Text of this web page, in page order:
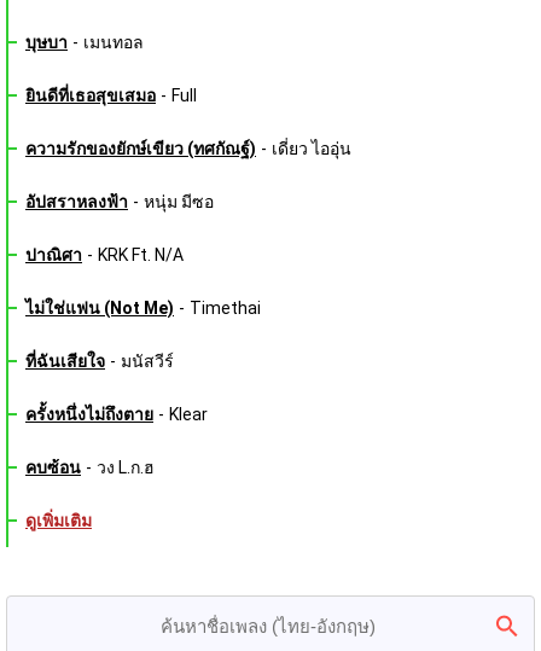
บุษบา - เมนทอล
ยินดีที่เธอสุขเสมอ - Full
ความรักของยักษ์เขียว (ทศกัณฐ์) - เดี่ยว ไออุ่น
อัปสราหลงฟ้า - หนุ่ม มีซอ
ปาณิศา - KRK Ft. N/A
ไม่ใช่แฟน (Not Me) - Timethai
ที่ฉันเสียใจ - มนัสวีร์
ครั้งหนึ่งไม่ถึงตาย - Klear
คบซ้อน - วง L.ก.ฮ
ดูเพิ่มเติม